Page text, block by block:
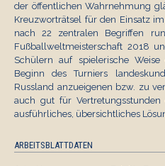
der öffentlichen Wahrnehmung
Kreuzworträtsel für den Einsatz
nach 22 zentralen Begriffen
Fußballweltmeisterschaft 2018
Schülern auf spielerische
Beginn des Turniers
Russland anzueigenen bzw. zu
auch gut für
ausführliches, übersichtliches
ARBEITSBLATTDATEN